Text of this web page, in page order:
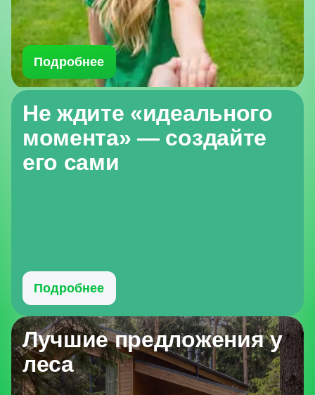
Подробнее
Лучшие предложения у
леса
Не ждите «идеального
момента» — создайте
его сами
Подробнее